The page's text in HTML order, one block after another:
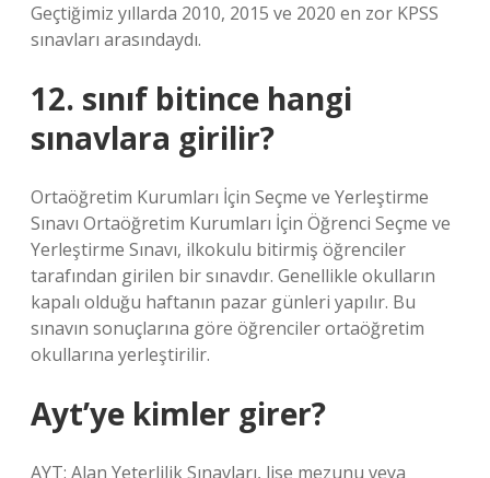
Geçtiğimiz yıllarda 2010, 2015 ve 2020 en zor KPSS
sınavları arasındaydı.
12. sınıf bitince hangi
sınavlara girilir?
Ortaöğretim Kurumları İçin Seçme ve Yerleştirme
Sınavı Ortaöğretim Kurumları İçin Öğrenci Seçme ve
Yerleştirme Sınavı, ilkokulu bitirmiş öğrenciler
tarafından girilen bir sınavdır. Genellikle okulların
kapalı olduğu haftanın pazar günleri yapılır. Bu
sınavın sonuçlarına göre öğrenciler ortaöğretim
okullarına yerleştirilir.
Ayt’ye kimler girer?
AYT: Alan Yeterlilik Sınavları, lise mezunu veya